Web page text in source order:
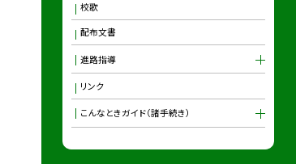
校歌
配布文書
進路指導
リンク
こんなときガイド（諸手続き）